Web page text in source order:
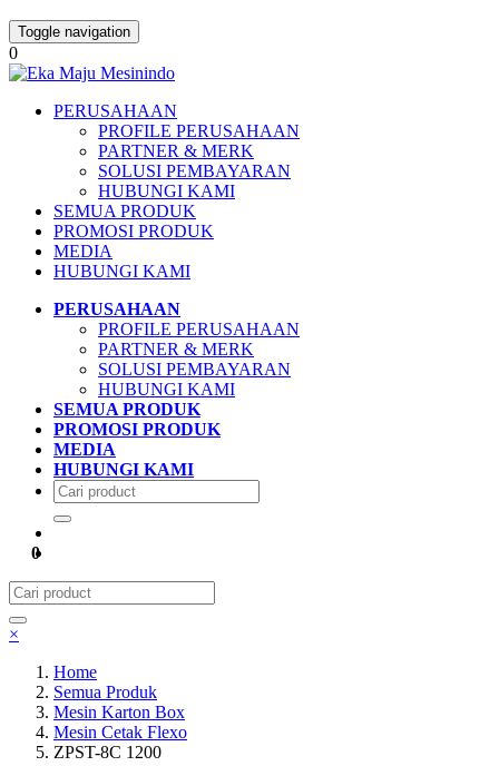
Toggle navigation
0
PERUSAHAAN
PROFILE PERUSAHAAN
PARTNER & MERK
SOLUSI PEMBAYARAN
HUBUNGI KAMI
SEMUA PRODUK
PROMOSI PRODUK
MEDIA
HUBUNGI KAMI
PERUSAHAAN
PROFILE PERUSAHAAN
PARTNER & MERK
SOLUSI PEMBAYARAN
HUBUNGI KAMI
SEMUA PRODUK
PROMOSI PRODUK
MEDIA
HUBUNGI KAMI
0
×
Home
Semua Produk
Mesin Karton Box
Mesin Cetak Flexo
ZPST-8C 1200